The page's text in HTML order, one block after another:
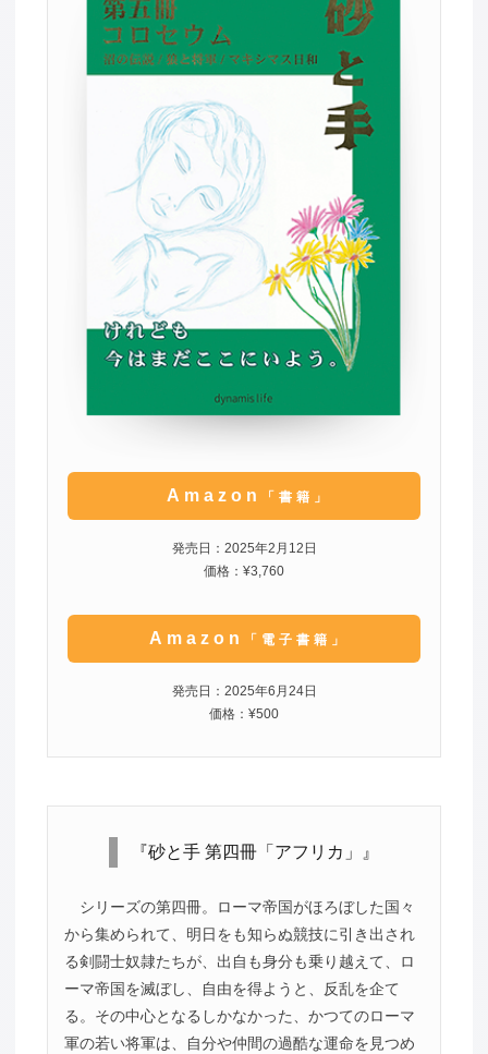
Amazon 「書籍」
発売日：2025年2月12日
価格：¥3,760
Amazon 「電子書籍」
発売日：2025年6月24日
価格：¥500
『砂と手 第四冊「アフリカ」』
シリーズの第四冊。ローマ帝国がほろぼした国々
から集められて、明日をも知らぬ競技に引き出され
る剣闘士奴隷たちが、出自も身分も乗り越えて、ロ
ーマ帝国を滅ぼし、自由を得ようと、反乱を企て
る。その中心となるしかなかった、かつてのローマ
軍の若い将軍は、自分や仲間の過酷な運命を見つめ